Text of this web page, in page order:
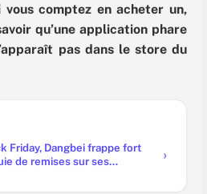
comptez en acheter un,
qu’une application phare
pas dans le store du
Friday, Dangbei frappe fort
de remises sur ses